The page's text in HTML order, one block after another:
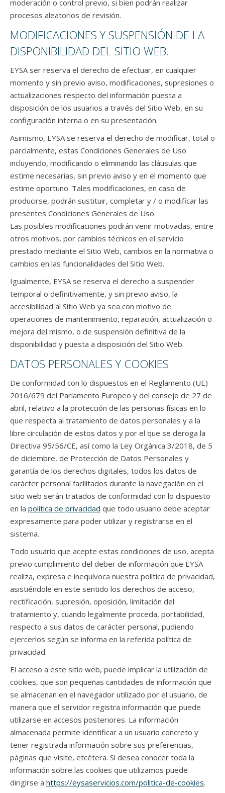
moderación o control previo, si bien podrán realizar
procesos aleatorios de revisión.
MODIFICACIONES Y SUSPENSIÓN DE LA
DISPONIBILIDAD DEL SITIO WEB.
EYSA ser reserva el derecho de efectuar, en cualquier
momento y sin previo aviso, modificaciones, supresiones o
actualizaciones respecto del información puesta a
disposición de los usuarios a través del Sitio Web, en su
configuración interna o en su presentación.
Asimismo, EYSA se reserva el derecho de modificar, total o
parcialmente, estas Condiciones Generales de Uso
incluyendo, modificando o eliminando las cláusulas que
estime necesarias, sin previo aviso y en el momento que
estime oportuno. Tales modificaciones, en caso de
producirse, podrán sustituir, completar y / o modificar las
presentes Condiciones Generales de Uso.
Las posibles modificaciones podrán venir motivadas, entre
otros motivos, por cambios técnicos en el servicio
prestado mediante el Sitio Web, cambios en la normativa o
cambios en las funcionalidades del Sitio Web.
Igualmente, EYSA se reserva el derecho a suspender
temporal o definitivamente, y sin previo aviso, la
accesibilidad al Sitio Web ya sea con motivo de
operaciones de mantenimiento, reparación, actualización o
mejora del mismo, o de suspensión definitiva de la
disponibilidad y puesta a disposición del Sitio Web.
DATOS PERSONALES Y COOKIES
De conformidad con lo dispuestos en el Reglamento (UE)
2016/679 del Parlamento Europeo y del consejo de 27 de
abril, relativo a la protección de las personas físicas en lo
que respecta al tratamiento de datos personales y a la
libre circulación de estos datos y por el que se deroga la
Directiva 95/56/CE, así como la Ley Orgánica 3/2018, de 5
de diciembre, de Protección de Datos Personales y
garantía de los derechos digitales, todos los datos de
carácter personal facilitados durante la navegación en el
sitio web serán tratados de conformidad con lo dispuesto
en la política de privacidad que todo usuario debe aceptar
expresamente para poder utilizar y registrarse en el
sistema.
Todo usuario que acepte estas condiciones de uso, acepta
previo cumplimiento del deber de información que EYSA
realiza, expresa e inequívoca nuestra política de privacidad,
asistiéndole en este sentido los derechos de acceso,
rectificación, supresión, oposición, limitación del
tratamiento y, cuando legalmente proceda, portabilidad,
respecto a sus datos de carácter personal, pudiendo
ejercerlos según se informa en la referida política de
privacidad.
El acceso a este sitio web, puede implicar la utilización de
cookies, que son pequeñas cantidades de información que
se almacenan en el navegador utilizado por el usuario, de
manera que el servidor registra información que puede
utilizarse en accesos posteriores. La información
almacenada permite identificar a un usuario concreto y
tener registrada información sobre sus preferencias,
páginas que visite, etcétera. Si desea conocer toda la
información sobre las cookies que utilizamos puede
dirigirse a https://eysaservicios.com/politica-de-cookies.